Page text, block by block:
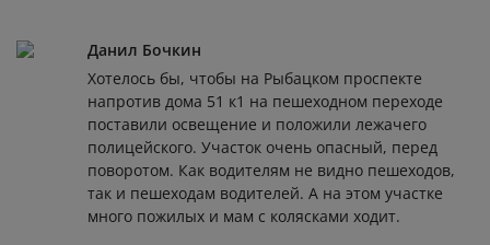
Данил Бочкин
Хотелось бы, чтобы на Рыбацком проспекте
напротив дома 51 к1 на пешеходном переходе
поставили освещение и положили лежачего
полицейского. Участок очень опасный, перед
поворотом. Как водителям не видно пешеходов,
так и пешеходам водителей. А на этом участке
много пожилых и мам с колясками ходит.